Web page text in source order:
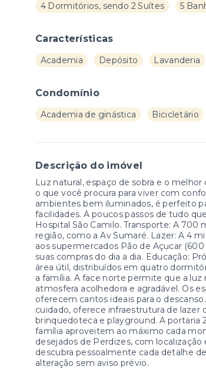
4 Dormitórios, sendo 2 Suítes 5
Características
Academia Depósito Lavanderia
Condomínio
Academia de ginástica Bicicletário
Descrição do imóvel
Luz natural, espaço de sobra e o
o que você procura para viver com
ambientes bem iluminados, é perfeito
facilidades. A poucos passos de tudo
Hospital São Camilo. Transporte: A 700
região, como a Av Sumaré. Lazer: A 4
aos supermercados Pão de Açucar
suas compras do dia a dia. Educação:
área útil, distribuídos em quatro
a família. A face norte permite que a
atmosfera acolhedora e agradável. Os
oferecem cantos ideais para o
cuidado, oferece infraestrutura de lazer
brinquedoteca e playground. A portaria
família aproveitem ao máximo cada
desejados de Perdizes, com
descubra pessoalmente cada detalhe
alteração sem aviso prévio.